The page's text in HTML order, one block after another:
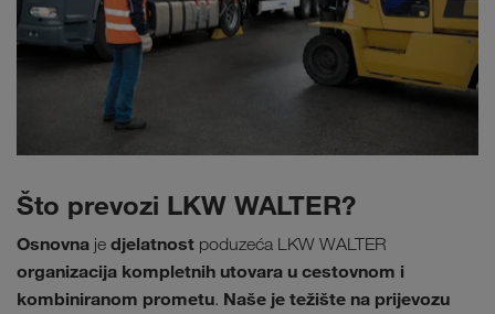
Što prevozi LKW WALTER?
Osnovna je djelatnost poduzeća LKW WALTER
organizacija kompletnih utovara u cestovnom i
kombiniranom prometu. Naše je težište na prijevozu